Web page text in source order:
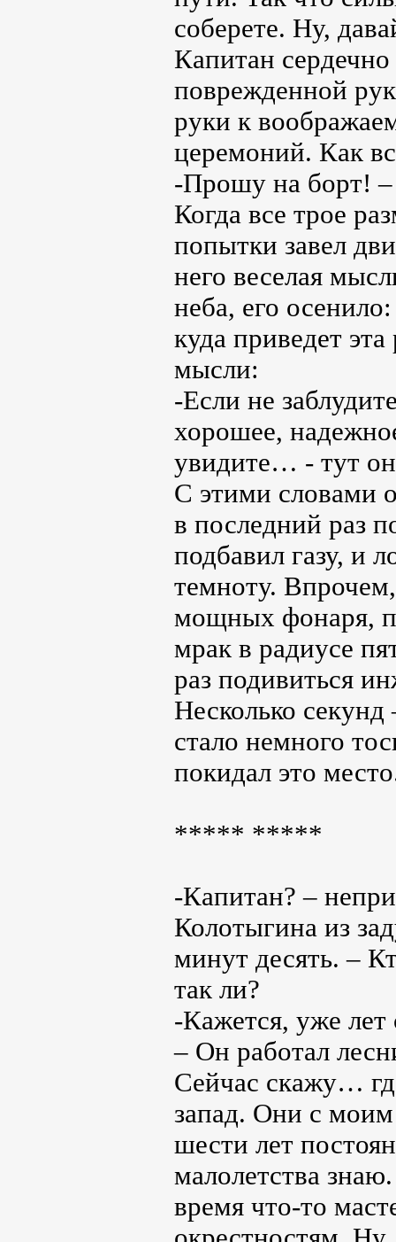
соберете. Ну,
Капитан
поврежденной
руки к
церемоний. Как
-Прошу на борт! –
Когда все трое
попытки завел
него веселая
неба, его
куда приведет
мысли:
-Если не
хорошее,
увидите… - тут
С этими словами
в последний раз
подбавил газу, и
темноту.
мощных фонаря,
мрак в радиусе
раз подивиться
Несколько
стало немного
покидал это
***** *****
-Капитан? –
Колотыгина из
минут десять. –
так ли?
-Кажется, уже
– Он работал
Сейчас скажу…
запад. Они с
шести лет
малолетства
время что-то